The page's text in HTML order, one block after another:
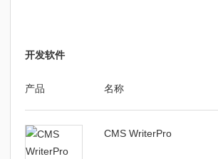
开发软件
产品 名称
CMS WriterPro